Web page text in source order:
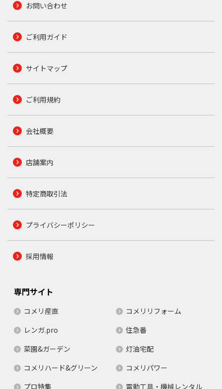
お問い合わせ
ご利用ガイド
サイトマップ
ご利用規約
会社概要
店舗案内
特定商取引法
プライバシーポリシー
採用情報
専門サイト
コメリ産直
コメリリフォーム
レンガ.pro
住急番
菜園&ガーデン
灯油宅配
コメリハード&グリーン
コメリパワー
プロ特集
電動工具・機械レンタル